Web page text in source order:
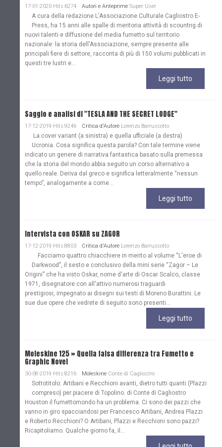
17-01-2020 Hits:6274 Autori e Anteprime Super User
A cura della redazione L'Associazione Culturale Cagliostro E-
Press, ha 15 anni alle spalle di meritoria attività di scountng di
nuovi talenti e diffusione del media fumetto sul territorio
nazionale: la storia dell'Associazione, sempre presente alle
principali fiere di settore, racconta di più di 150 volumi pubblicati in
questi tre lustri e...
Leggi tutto
Saggio e analisi di "TESLA AND THE SECRET LODGE"
17-12-2019 Hits:9246 Critica d'Autore Lorenzo Barruscotto
La cover variant (a sinistra) e quella ufficiale (a destra)
Ucronia. Cosa significa questa parola? Con tale termine viene
indicato un genere di narrativa fantastica basato sulla premessa
che la storia del mondo abbia seguito un corso alternativo a
quello reale. Deriva dal greco e significa letteralmente “nessun
tempo”, analogamente a come...
Leggi tutto
Intervista con OSKAR su ZAGOR
17-12-2019 Hits:8803 Critica d'Autore Lorenzo Barruscotto
Facciamo quattro chiacchiere in merito al volume “L'eroe di
Darkwood”, il sesto e conclusivo della mini serie “Zagor – Le
Origini” che ha visto Oskar, nome d'arte di Oscar Scalco, classe
1971, disegnatore con all'attivo numerosi traguardi
prestigiosi, impegnato ai disegni sui testi di Moreno Burattini. Le
sue due opere che vedrete di seguito sono presenti...
Leggi tutto
Moleskine 125 » Quella falsa differenza tra Fumetto e
Graphic Novel
30-08-2019 Hits:8216 Moleskine Conte di Cagliostro
Sottotitolo: Artibani e Recchioni avanti, dietro tutti quanti (Plazzi
compreso) per piacere di Topolino. di Conte di Cagliostro
Houston il fumettomondo ha un problema. Ci sono dei pazzi che
vanno in giro spacciandosi per Francesco Artibani, Andrea Plazzi
e Roberto Recchioni? O Artibani, Plazzi e Recchioni sono pazzi?
Ricapitoliamo. Qualche giorno fa, il...